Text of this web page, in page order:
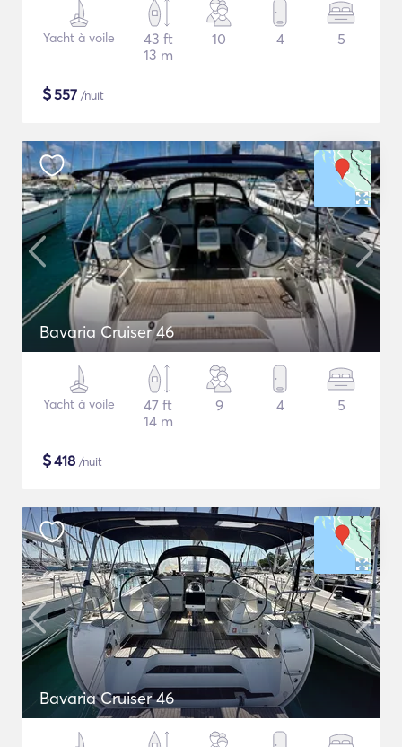
Yacht à voile
43 ft
13 m
10 4 5
$557 /nuit
Bavaria Cruiser 46
Yacht à voile
47 ft
14 m
9 4 5
$418 /nuit
Bavaria Cruiser 46